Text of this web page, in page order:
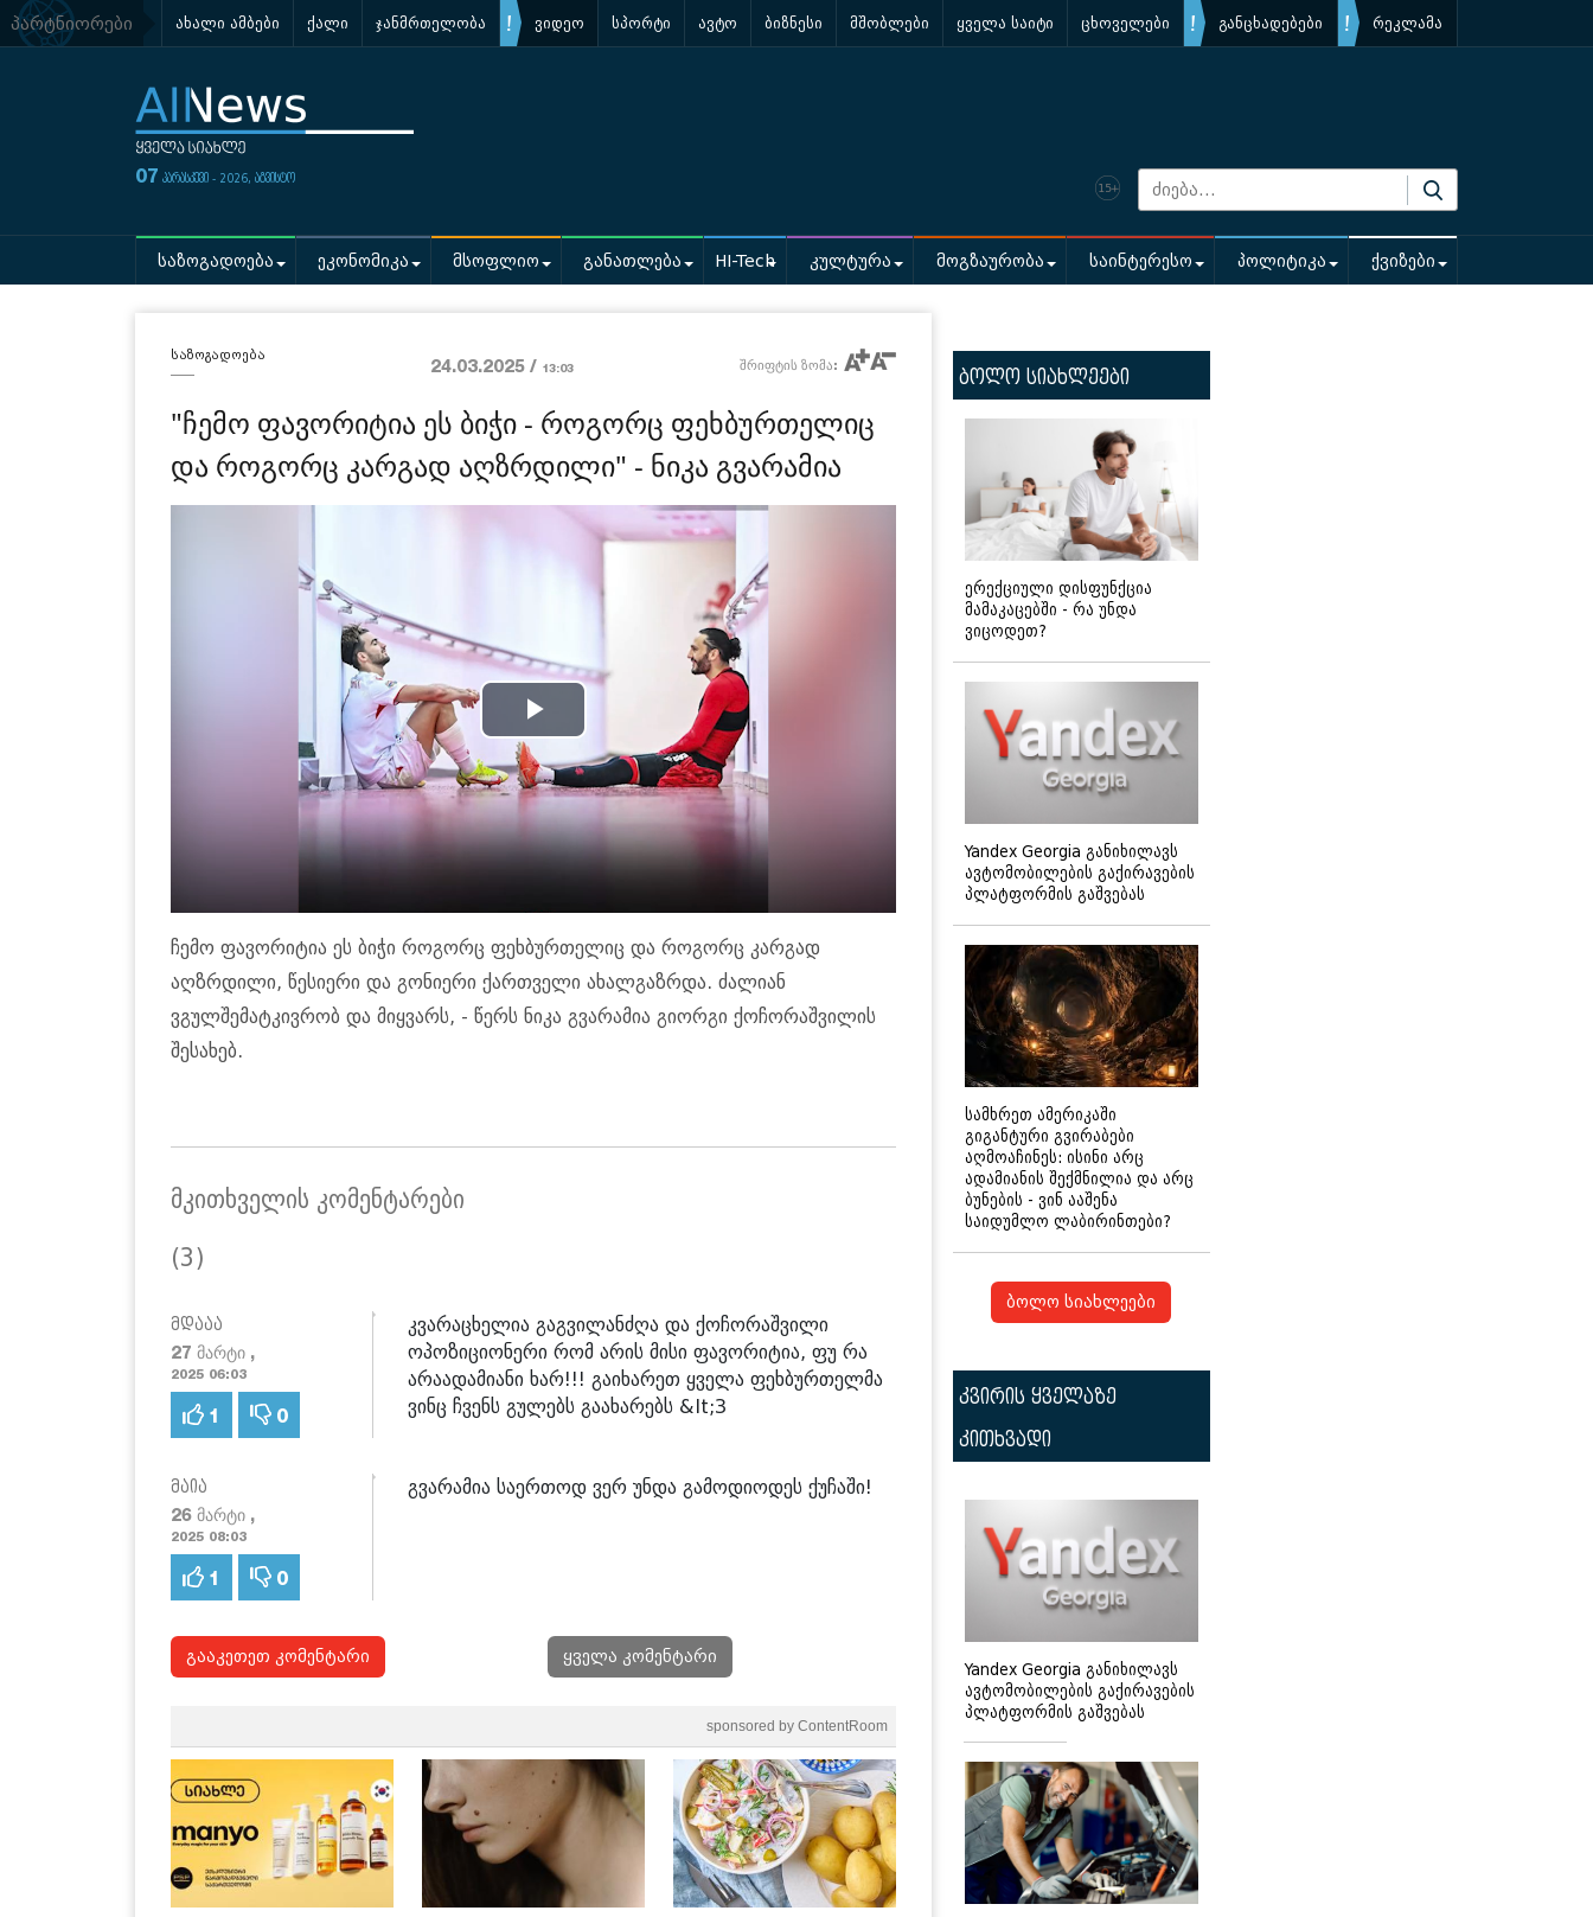
პარტნიორები ახალი ამბები ქალი ჯანმრთელობა ვიდეო სპორტი ავტო ბიზნესი მშობლები ყველა საიტი ცხოველები განცხადებები რეკლამა
07 პარასკევი - 2026, აგვისტო
საზოგადოება ეკონომიკა მსოფლიო განათლება HI-Tech კულტურა მოგზაურობა საინტერესო პოლიტიკა ქვიზები
საზოგადოება
24.03.2025 / 13:03 შრიფტის ზომა:
"ჩემო ფავორიტია ეს ბიჭი - როგორც ფეხბურთელიც
და როგორც კარგად აღზრდილი" - ნიკა გვარამია
Play
Video
ჩემო ფავორიტია ეს ბიჭი როგორც ფეხბურთელიც და როგორც კარგად
აღზრდილი, წესიერი და გონიერი ქართველი ახალგაზრდა. ძალიან
ვგულშემატკივრობ და მიყვარს, - წერს ნიკა გვარამია გიორგი ქოჩორაშვილის
შესახებ.
მკითხველის კომენტარები
(3)
მდააა
27 მარტი ,
2025 06:03
1 0
კვარაცხელია გაგვილანძღა და ქოჩორაშვილი
ოპოზიციონერი რომ არის მისი ფავორიტია, ფუ რა
არაადამიანი ხარ!!! გაიხარეთ ყველა ფეხბურთელმა
ვინც ჩვენს გულებს გაახარებს &lt;3
მაია
26 მარტი ,
2025 08:03
1 0
გვარამია საერთოდ ვერ უნდა გამოდიოდეს ქუჩაში!
გააკეთეთ კომენტარი ყველა კომენტარი
sponsored by ContentRoom
ბოლო სიახლეები
ერექციული დისფუნქცია
მამაკაცებში - რა უნდა
ვიცოდეთ?
Yandex Georgia განიხილავს
ავტომობილების გაქირავების
პლატფორმის გაშვებას
სამხრეთ ამერიკაში
გიგანტური გვირაბები
აღმოაჩინეს: ისინი არც
ადამიანის შექმნილია და არც
ბუნების - ვინ ააშენა
საიდუმლო ლაბირინთები?
ბოლო სიახლეები
კვირის ყველაზე
კითხვადი
Yandex Georgia განიხილავს
ავტომობილების გაქირავების
პლატფორმის გაშვებას